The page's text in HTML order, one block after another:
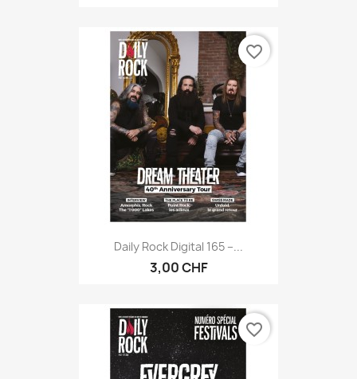
Daily Rock Digital 165 –...
3,00 CHF
favorite_border
favorite_border